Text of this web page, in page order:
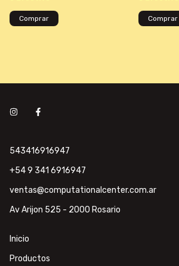
543416916947
+54 9 341 6916947
ventas@computationalcenter.com.ar
Av Arijon 525 - 2000 Rosario
Inicio
Productos